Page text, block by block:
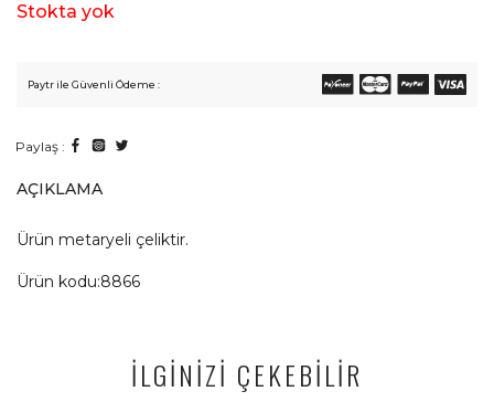
Stokta yok
Paytr ile Güvenli Ödeme :
Paylaş :
AÇIKLAMA
Ürün metaryeli çeliktir.
Ürün kodu:8866
İLGİNİZİ ÇEKEBİLİR